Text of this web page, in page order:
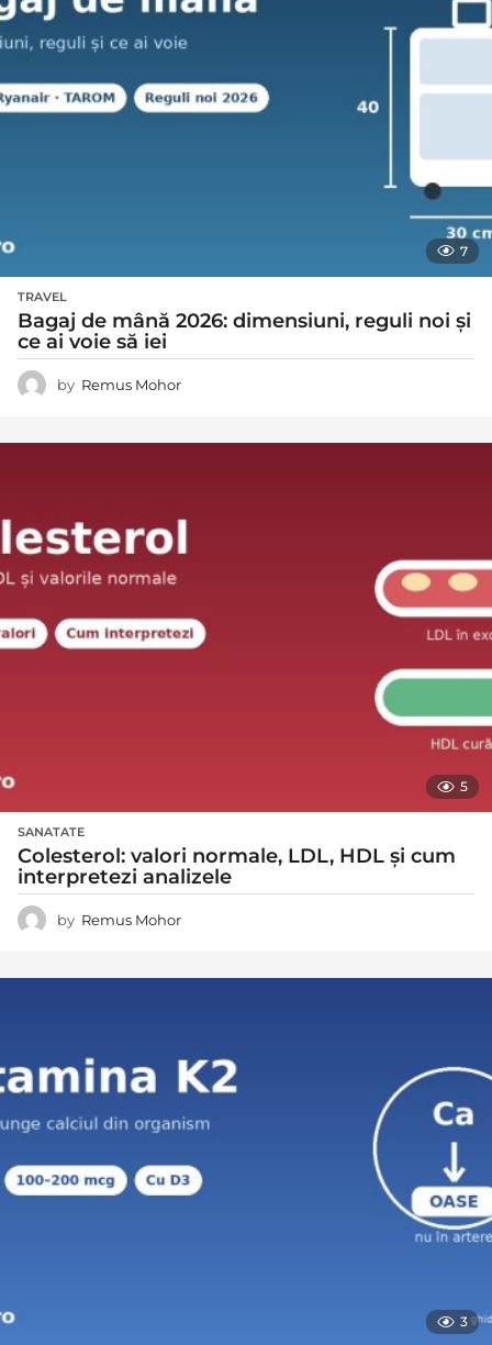
7
TRAVEL
Bagaj de mână 2026: dimensiuni, reguli noi și
ce ai voie să iei
by Remus Mohor
5
SANATATE
Colesterol: valori normale, LDL, HDL și cum
interpretezi analizele
by Remus Mohor
3